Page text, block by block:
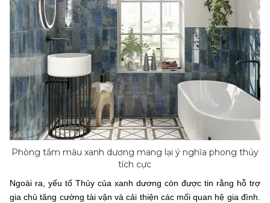
Phòng tắm màu xanh dương mang lại ý nghĩa phong thủy
tích cực
Ngoài ra, yếu tố Thủy của xanh dương còn được tin rằng hỗ trợ
gia chủ tăng cường tài vận và cải thiện các mối quan hệ gia đình.